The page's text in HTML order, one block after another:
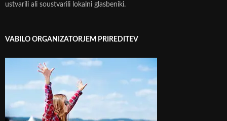
ustvarili ali soustvarili lokalni glasbeniki.
VABILO ORGANIZATORJEM PRIREDITEV